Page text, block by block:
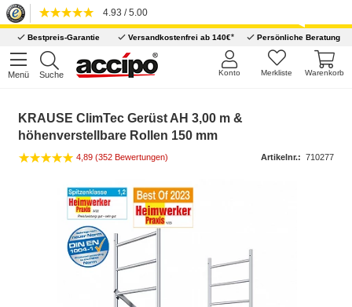
4.93 / 5.00
Bestpreis-Garantie Versandkostenfrei ab 140€* Persönliche Beratung
Menü Suche Warenkorb
Merkliste
Konto
KRAUSE ClimTec Gerüst AH 3,00 m &
höhenverstellbare Rollen 150 mm
4,89 (352 Bewertungen) Artikelnr.: 710277